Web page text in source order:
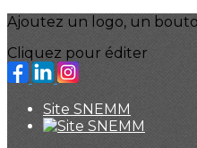
Ajoutez un logo, un
Cliquez pour éditer
Site SNEMM